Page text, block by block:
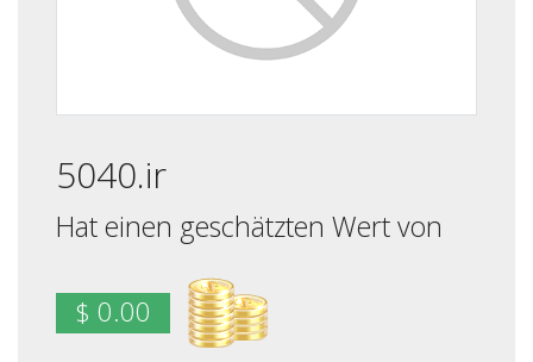
5040.ir
Hat einen geschätzten Wert von
$ 0.00